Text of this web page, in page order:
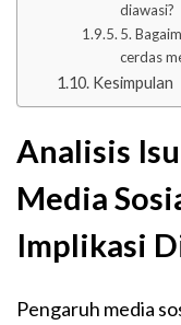
diawasi?
5.
cerdas
Kesimpulan
Analisis
Media
Implikasi
Pengaruh media